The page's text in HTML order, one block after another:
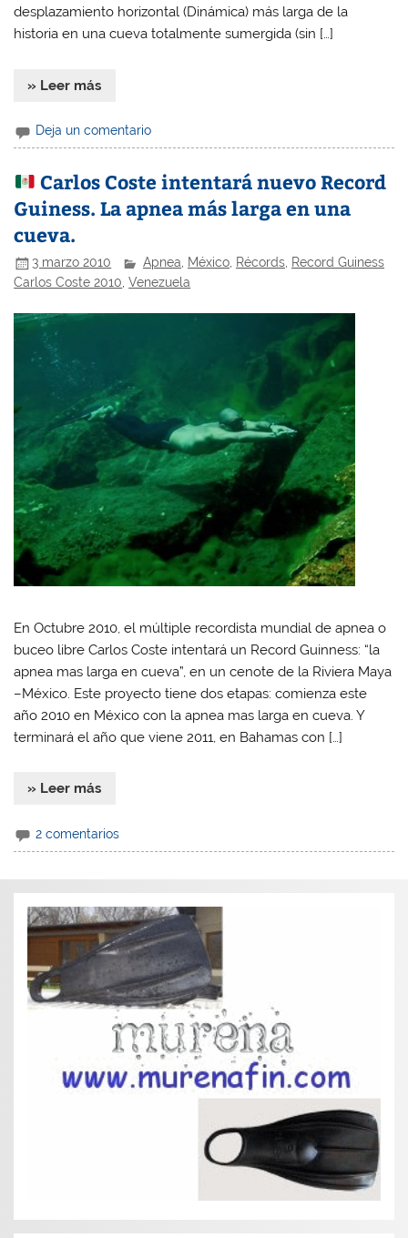
desplazamiento horizontal (Dinámica) más larga de la
historia en una cueva totalmente sumergida (sin […]
» Leer más
Deja un comentario
Carlos Coste intentará nuevo Record
Guiness. La apnea más larga en una
cueva.
3 marzo 2010 Apnea, México, Récords, Record Guiness
Carlos Coste 2010 ,Venezuela
En Octubre 2010, el múltiple recordista mundial de apnea o
buceo libre Carlos Coste intentará un Record Guinness: “la
apnea mas larga en cueva”, en un cenote de la Riviera Maya
–México. Este proyecto tiene dos etapas: comienza este
año 2010 en México con la apnea mas larga en cueva. Y
terminará el año que viene 2011, en Bahamas con […]
» Leer más
2 comentarios